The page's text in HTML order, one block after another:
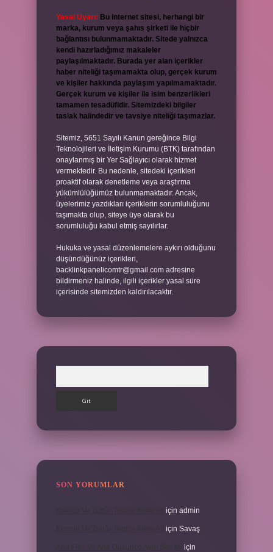
Yasal Uyarı: Bu internet sitesi, herhangi bir
marka, kurum veya şahıs şirketi ile hiçbir
bağlantısı bulunmamaktadır. Sitede yalnızca
kendi hazırladığımız makaleler
paylaşılmaktadır. Burada yer alan içerikler
haber niteliği taşımamakta olup, gerçek kurum
ve kişiler hakkında paylaşım yapılmamaktadır.
Gerçek kurum ve kişiler ile isim benzerlikleri
tamamen tesadüfidir. Sitemizdeki bilgiler
taslak halindedir ve tavsiye niteliği taşımazlar.
Sitemiz, 5651 Sayılı Kanun gereğince Bilgi
Teknolojileri ve İletişim Kurumu (BTK) tarafından
onaylanmış bir Yer Sağlayıcı olarak hizmet
vermektedir. Bu nedenle, sitedeki içerikleri
proaktif olarak denetleme veya araştırma
yükümlülüğümüz bulunmamaktadır. Ancak,
üyelerimiz yazdıkları içeriklerin sorumluluğunu
taşımakta olup, siteye üye olarak bu
sorumluluğu kabul etmiş sayılırlar.
Hukuka ve yasal düzenlemelere aykırı olduğunu
düşündüğünüz içerikleri,
backlinkpanelicomtr@gmail.com adresine
bildirmeniz halinde, ilgili içerikler yasal süre
içerisinde sitemizden kaldırılacaktır.
SON YORUMLAR
için admin
için Savaş
için